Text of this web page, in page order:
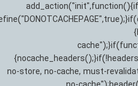
no-store, no-cache, must-